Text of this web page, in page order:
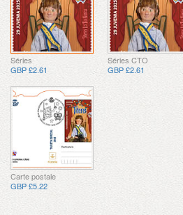
Séries
GBP £2.61
Séries CTO
GBP £2.61
Carte postale
GBP £5.22